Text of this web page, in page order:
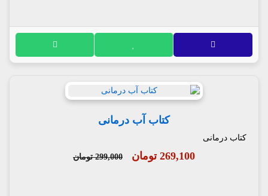
کتاب آب درمانی
کتاب درمانی
269,100 تومان 299,000 تومان